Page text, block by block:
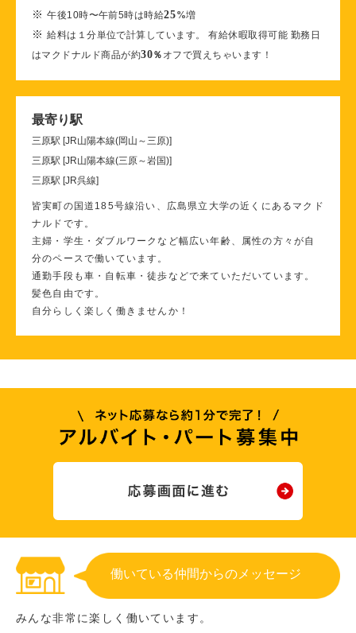
※午後10時〜午前5時は時給25%増
※給料は１分単位で計算しています。 有給休暇取得可能 勤務日
はマクドナルド商品が約30％ オフで買えちゃいます！
最寄り駅
三原駅 [JR山陽本線(岡山～三原)]
三原駅 [JR山陽本線(三原～岩国)]
三原駅 [JR呉線]
皆実町の国道185号線沿い、広島県立大学の近くにあるマクド
ナルドです。
主婦・学生・ダブルワークなど幅広い年齢、属性の方々が自
分のペースで働いています。
通勤手段も車・自転車・徒歩などで来ていただいています。
髪色自由です。
自分らしく楽しく働きませんか！
働いている仲間からのメッセージ
みんな非常に楽しく働いています。